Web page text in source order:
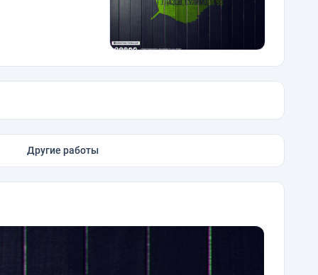
Другие работы